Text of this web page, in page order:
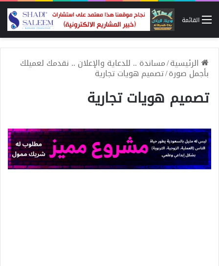
القائمة
الرئيسية/مساندة .. للدعاية والإعلان .. نقدمك لعميلك
بأجمل صورة/تصميم هويات تجارية
تصميم هويات تجارية